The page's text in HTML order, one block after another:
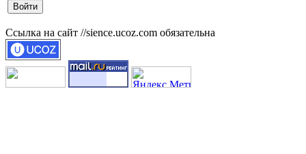
Ссылка на сайт //sience.ucoz.com обязательна